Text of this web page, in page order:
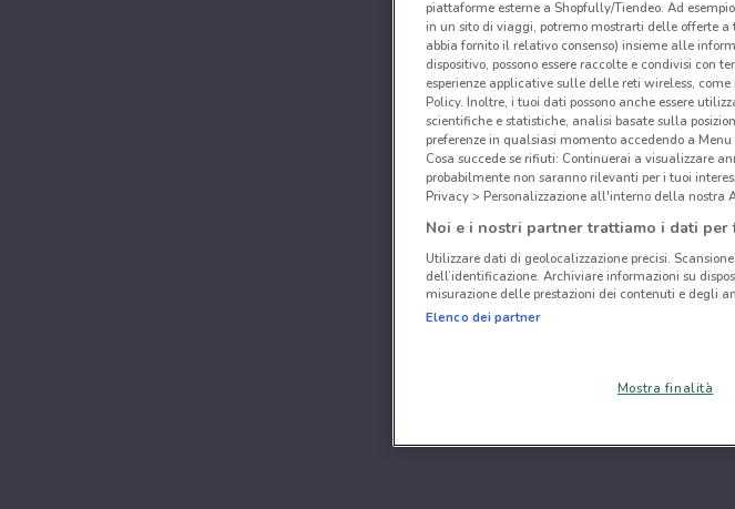
piattaforme esterne a Shopfully/Tiendeo. Ad
in un sito di viaggi, potremo mostrarti delle offerte
abbia fornito il relativo consenso) insieme alle
dispositivo, possono essere raccolte e condivisi con
esperienze applicative sulle delle reti wireless,
Policy. Inoltre, i tuoi dati possono anche essere
scientifiche e statistiche, analisi basate sulla
preferenze in qualsiasi momento accedendo a
Cosa succede se rifiuti: Continuerai a visualizzare
probabilmente non saranno rilevanti per i tuoi
Privacy > Personalizzazione all'interno della nostra
Noi e i nostri partner trattiamo i dati per
Utilizzare dati di geolocalizzazione precisi.
dell’identificazione. Archiviare informazioni su
misurazione delle prestazioni dei contenuti e degli
Elenco dei partner
Mostra finalità